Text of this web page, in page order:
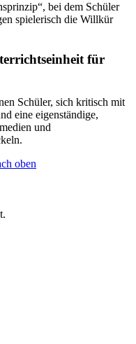
bei dem Schüler
spielerisch die Willkür
für
Schüler, sich kritisch mit
eine eigenständige,
und
oben